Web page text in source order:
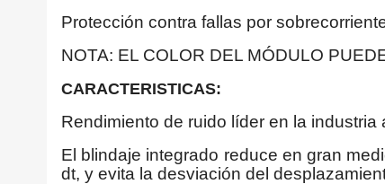
Protección contra fallas por
NOTA: EL COLOR DEL MÓDULO
CARACTERISTICAS:
Rendimiento de ruido líder en la
El blindaje integrado reduce en gran
dt, y evita la desviación del